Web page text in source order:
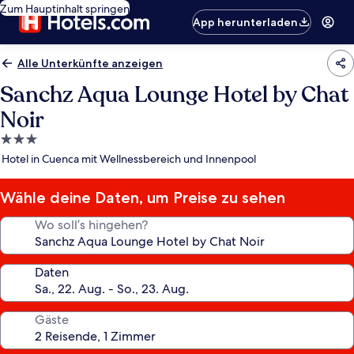
Zum Hauptinhalt springen
App herunterladen
Alle Unterkünfte anzeigen
Sanchz Aqua Lounge Hotel by Chat
Noir
3.0-
Sterne-
Hotel in Cuenca mit Wellnessbereich und Innenpool
Wähle deine Daten, um Preise zu sehen
Wo soll’s hingehen?
Daten
Gäste